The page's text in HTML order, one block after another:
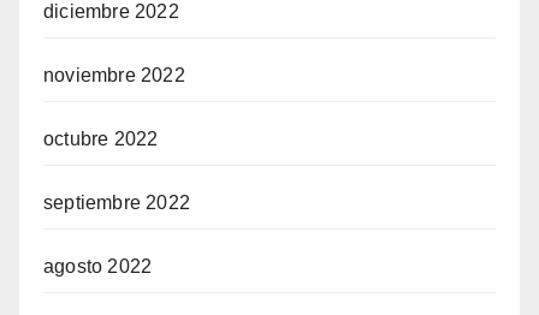
diciembre 2022
noviembre 2022
octubre 2022
septiembre 2022
agosto 2022